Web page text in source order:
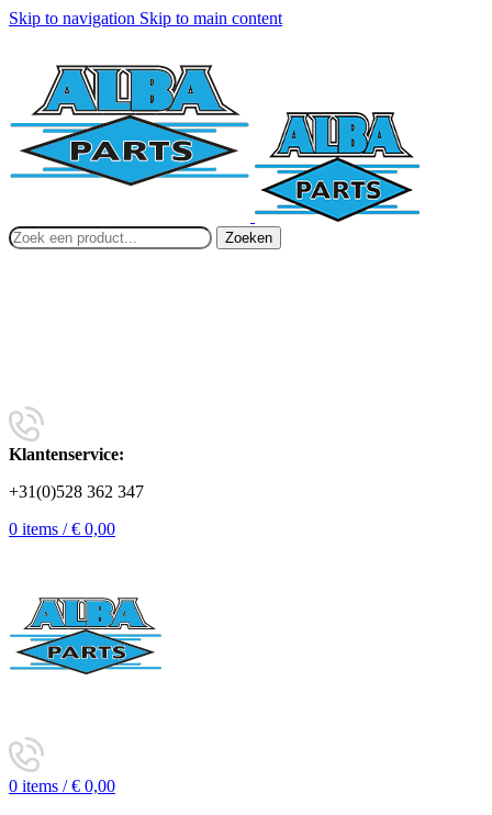
Skip to navigation Skip to main content
Zoeken
Klantenservice:
+31(0)528 362 347
0 items / € 0,00
0 items / € 0,00